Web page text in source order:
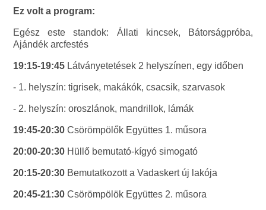
Ez volt a program:
Egész este standok: Állati kincsek, Bátorságpróba,
Ajándék arcfestés
19:15-19:45 Látványetetések 2 helyszínen, egy időben
- 1. helyszín: tigrisek, makákók, csacsik, szarvasok
- 2. helyszín: oroszlánok, mandrillok, lámák
19:45-20:30 Csörömpölők Együttes 1. műsora
20:00-20:30 Hüllő bemutató-kígyó simogató
20:15-20:30 Bemutatkozott a Vadaskert új lakója
20:45-21:30 Csörömpölök Együttes 2. műsora